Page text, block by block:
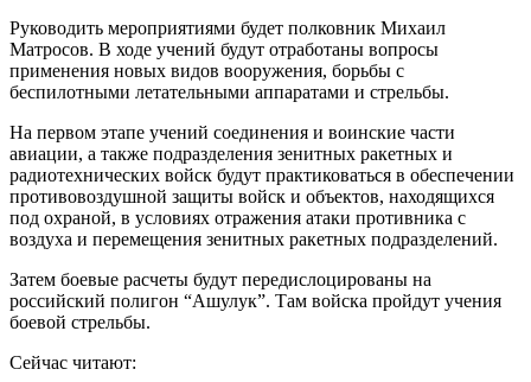
Руководить мероприятиями будет полковник Михаил
Матросов. В ходе учений будут отработаны вопросы
применения новых видов вооружения, борьбы с
беспилотными летательными аппаратами и стрельбы.
На первом этапе учений соединения и воинские части
авиации, а также подразделения зенитных ракетных и
радиотехнических войск будут практиковаться в обеспечении
противовоздушной защиты войск и объектов, находящихся
под охраной, в условиях отражения атаки противника с
воздуха и перемещения зенитных ракетных подразделений.
Затем боевые расчеты будут передислоцированы на
российский полигон “Ашулук”. Там войска пройдут учения
боевой стрельбы.
Сейчас читают: